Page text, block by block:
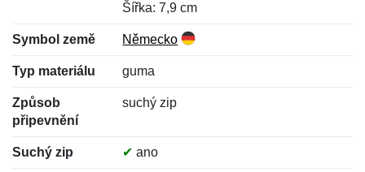
Šířka: 7,9 cm
Symbol země Německo
Typ materiálu guma
Způsob
připevnění
suchý zip
Suchý zip ✔ ano